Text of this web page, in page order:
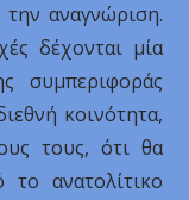
την αναγνώριση.
δέχονται μία
συμπεριφοράς
κοινότητα,
τους, ότι θα
ανατολίτικο